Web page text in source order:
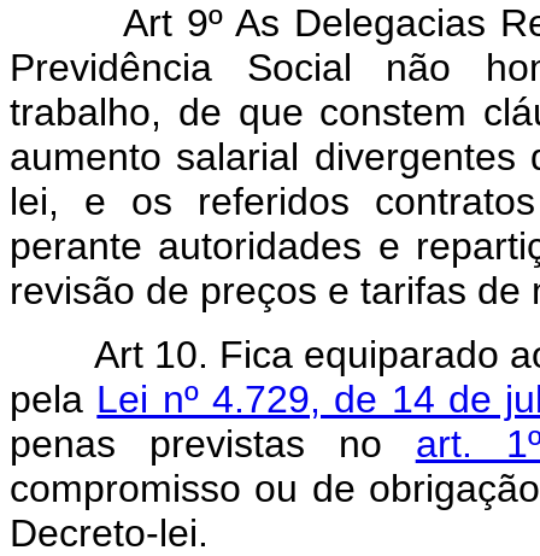
Art 9º As Delegacias
Previdência Social não
trabalho, de que constem
aumento salarial
lei, e os referidos
perante autoridades e
revisão de preços e tarifas de
Art 10. Fica equiparado
pela Lei nº 4.729, de 14 de
penas previstas no art.
compromisso ou de
Decreto-lei.